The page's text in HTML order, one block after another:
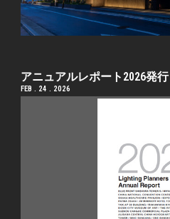
アニュアルレポート2026発行
FEB . 24 . 2026